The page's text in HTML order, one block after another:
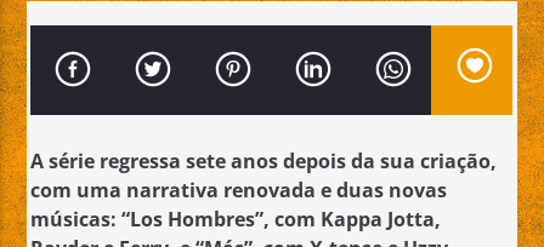
Emissão da All Stars Radio
A série regressa sete anos depois da sua criação,
com uma narrativa renovada e duas novas
músicas: “Los Hombres”, com Kappa Jotta,